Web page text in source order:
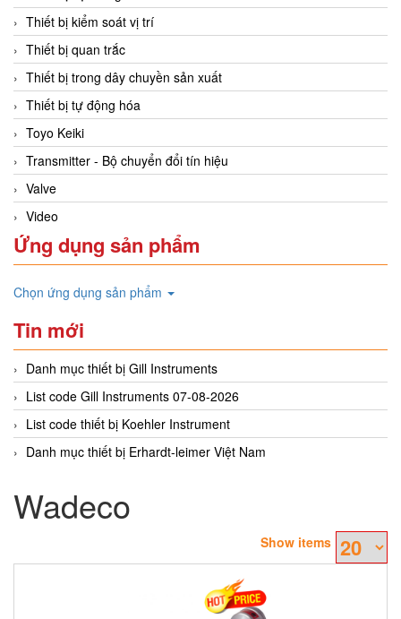
Thiết bị kiểm soát vị trí
Thiết bị quan trắc
Thiết bị trong dây chuyền sản xuất
Thiết bị tự động hóa
Toyo Keiki
Transmitter - Bộ chuyển đổi tín hiệu
Valve
Video
Ứng dụng sản phẩm
Chọn ứng dụng sản phẩm
Tin mới
Danh mục thiết bị Gill Instruments
List code Gill Instruments 07-08-2026
List code thiết bị Koehler Instrument
Danh mục thiết bị Erhardt-leimer Việt Nam
Wadeco
Show items